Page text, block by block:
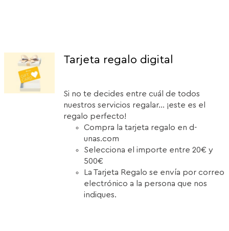
Tarjeta regalo digital
Si no te decides entre cuál de todos
nuestros servicios regalar... ¡este es el
regalo perfecto!
Compra la tarjeta regalo en d-
unas.com
Selecciona el importe entre 20€ y
500€
La Tarjeta Regalo se envía por correo
electrónico a la persona que nos
indiques.